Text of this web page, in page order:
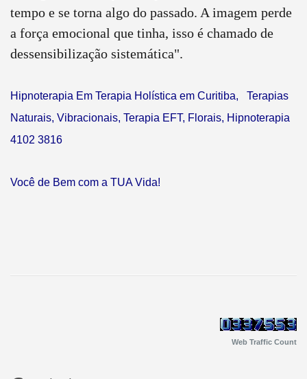
tempo e se torna algo do passado. A imagem perde
a força emocional que tinha, isso é chamado de
dessensibilização sistemática".
Hipnoterapia Em Terapia Holística em Curitiba, Terapias
Naturais, Vibracionais, Terapia EFT, Florais, Hipnoterapia
4102 3816
Você de Bem com a TUA Vida!
Web Traffic Count